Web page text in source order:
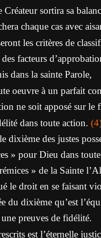
sortira sa
chaque cas avec
les critères de
facteurs
dans la sainte Parole,
oeuvre à un parfait
ne soit apposé sur le
dans toute action. (
dixième des justes
» pour Dieu dans
» de la Sainte
le droit en se faisant
du dixième qu’est
preuves de fidélité.
est l’éternelle